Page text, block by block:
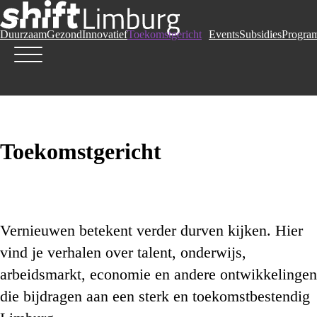
DuurzaamGezondInnovatiefToekomstgericht EventsSubsidies
Toekomstgericht
Vernieuwen betekent verder durven kijken. Hier
vind je verhalen over talent, onderwijs,
arbeidsmarkt, economie en andere ontwikkelingen
die bijdragen aan een sterk en toekomstbestendig